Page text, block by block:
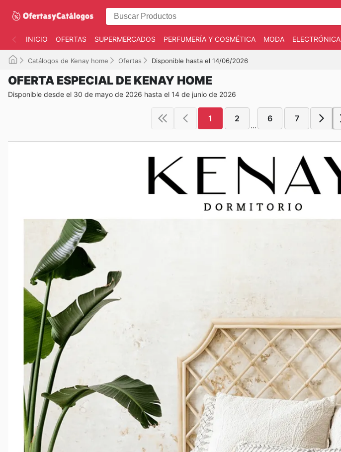
INICIO OFERTAS SUPERMERCADOS PERFUMERÍA Y COSMÉTICA MODA ELECTRÓNICA
Catálogos de Kenay home Ofertas Disponible hasta el 14/06/2026
OFERTA ESPECIAL DE KENAY HOME
Disponible desde el 30 de mayo de 2026 hasta el 14 de junio de 2026
1 2
...
6 7